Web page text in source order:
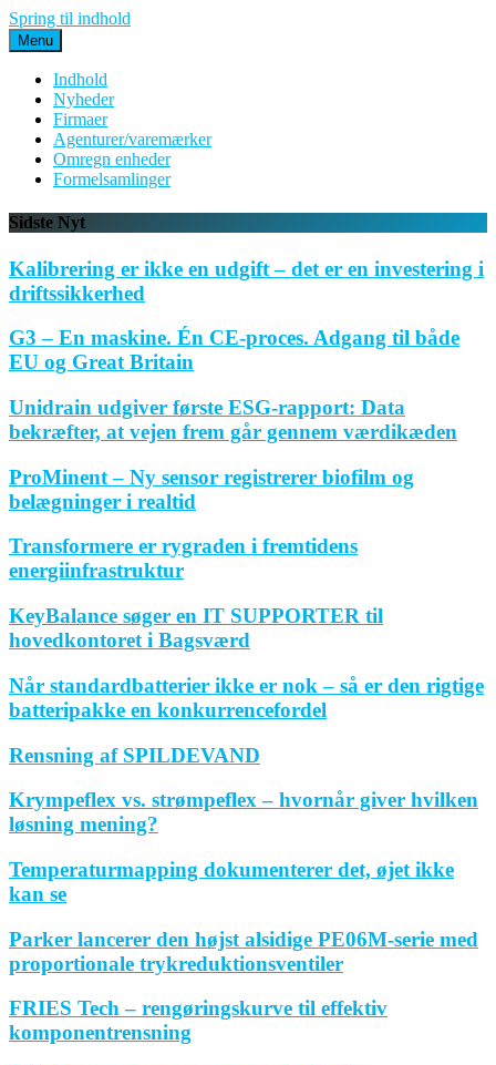
Spring til indhold
Menu
Indhold
Nyheder
Firmaer
Agenturer/varemærker
Omregn enheder
Formelsamlinger
Sidste Nyt
Kalibrering er ikke en udgift – det er en investering i
driftssikkerhed
G3 – En maskine. Én CE-proces. Adgang til både
EU og Great Britain
Unidrain udgiver første ESG-rapport: Data
bekræfter, at vejen frem går gennem værdikæden
ProMinent – Ny sensor registrerer biofilm og
belægninger i realtid
Transformere er rygraden i fremtidens
energiinfrastruktur
KeyBalance søger en IT SUPPORTER til
hovedkontoret i Bagsværd
Når standardbatterier ikke er nok – så er den rigtige
batteripakke en konkurrencefordel
Rensning af SPILDEVAND
Krympeflex vs. strømpeflex – hvornår giver hvilken
løsning mening?
Temperaturmapping dokumenterer det, øjet ikke
kan se
Parker lancerer den højst alsidige PE06M-serie med
proportionale trykreduktionsventiler
FRIES Tech – rengøringskurve til effektiv
komponentrensning